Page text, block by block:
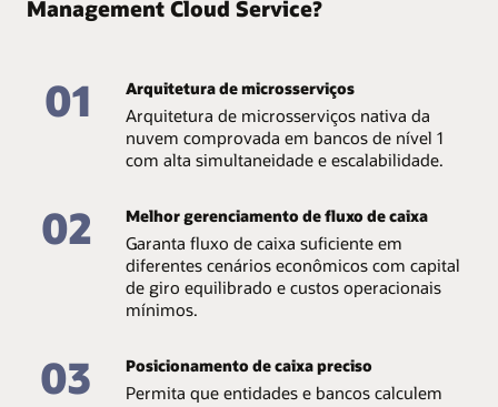
pagamentos em uma ou várias faturas.
Cobranças e devoluções
e devoluções em diversos métodos de pagamento.
monitora automaticamente o ambiente, fornecendo
insights que ajudam a evitar falhas de serviço, sejam
Alta escalabilidade
O ambiente nativo da nuvem da Oracle oferece
provisionamento automático de infraestrutura
adicional para dar suporte a um aumento imediato na
recursos de pagamento por uso, o que os ajuda a
otimizar o OpEx e minimizar o CapEx.
Disponibilidade imediata
O Cash Management Cloud Service é implementado em
automática, recuperação de desastres na mesma região
e regeneração contínua de serviços. A solução otimiza
recursos com base em diversos fatores,
Management Cloud Service?
01 Arquitetura de microsserviços
Arquitetura de microsserviços nativa da
nuvem comprovada em bancos de nível 1
com alta simultaneidade e escalabilidade.
02 Melhor gerenciamento de fluxo de caixa
Garanta fluxo de caixa suficiente em
diferentes cenários econômicos com capital
de giro equilibrado e custos operacionais
mínimos.
03 Posicionamento de caixa preciso
Permita que entidades e bancos calculem